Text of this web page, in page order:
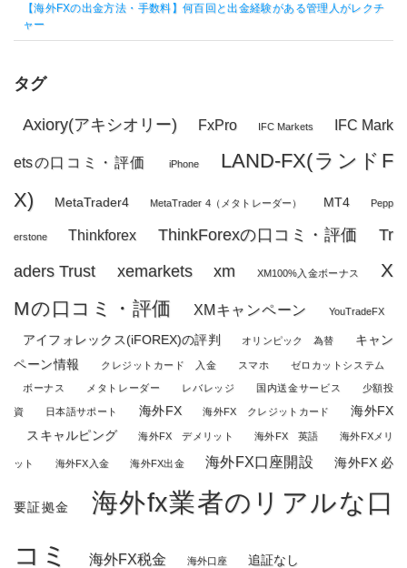
【海外FXの出金方法・手数料】何百回と出金経験がある管理人がレクチ
ャー
タグ
Axiory(アキシオリー) FxPro IFC Markets IFC Mark
etsの口コミ・評価 iPhone
LAND-FX(ランドF
X)
MetaTrader4 MetaTrader 4（メタトレーダー） MT4 Pepp
erstone Thinkforex ThinkForexの口コミ・評価
Tr
aders Trust
xemarkets xm XM100%入金ボーナス
X
Mの口コミ・評価
XMキャンペーン YouTradeFX
アイフォレックス(iFOREX)の評判 オリンピック 為替
キャン
ペーン情報
クレジットカード 入金 スマホ ゼロカットシステム
ボーナス メタトレーダー レバレッジ 国内送金サービス 少額投
資 日本語サポート 海外FX 海外FX クレジットカード
海外FX
スキャルピング
海外FX デメリット 海外FX 英語 海外FXメリ
ット 海外FX入金 海外FX出金 海外FX口座開設 海外FX 必
要証拠金
海外fx業者のリアルな口
コミ
海外FX税金 海外口座 追証なし